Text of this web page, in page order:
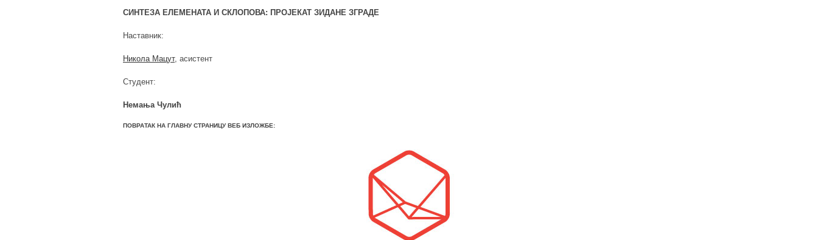
СИНТЕЗА ЕЛЕМЕНАТА И СКЛОПОВА: ПРОЈЕКАТ ЗИДАНЕ ЗГРАДЕ
Наставник:
Никола Мацут, асистент
Студент:
Немања Чулић
ПОВРАТАК НА ГЛАВНУ СТРАНИЦУ ВЕБ ИЗЛОЖБЕ: